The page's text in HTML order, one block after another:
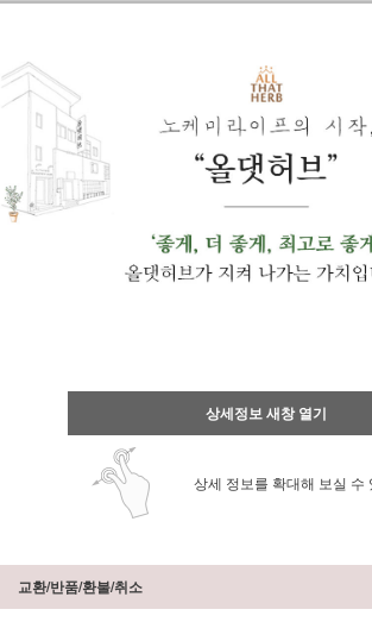
상세정보 새창 열기
상세 정보를 확대해 보실 수
교환/반품/환불/취소